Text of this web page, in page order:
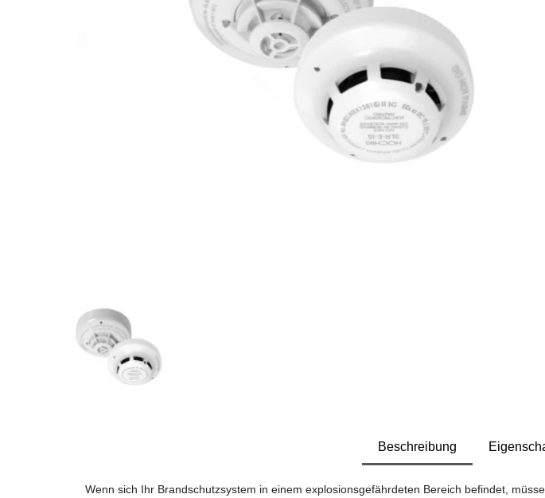
Beschreibung
Wenn sich Ihr Brandschutzsystem in einem explosionsgefährdeten Bereich befindet,